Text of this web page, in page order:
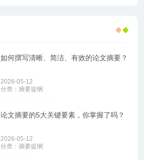
如何撰写清晰、简洁、有效的论文摘要？
2026-05-12
分类： 摘要提纲
论文摘要的5大关键要素，你掌握了吗？
2026-05-12
分类： 摘要提纲